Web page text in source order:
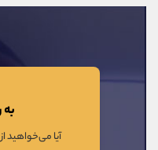
به
آیا می‌خواهید